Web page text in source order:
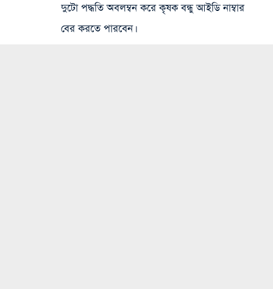
দুটো পদ্ধতি অবলম্বন করে কৃষক বন্ধু আইডি নাম্বার
বের করতে পারবেন।